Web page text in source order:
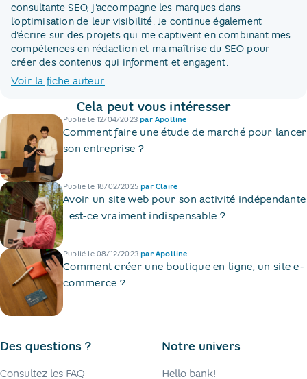
consultante SEO, j'accompagne les marques dans
l'optimisation de leur visibilité. Je continue également
d'écrire sur des projets qui me captivent en combinant mes
compétences en rédaction et ma maîtrise du SEO pour
créer des contenus qui informent et engagent.
Voir la fiche auteur
Cela peut vous intéresser
Publié le12/04/2023 par Apolline
Comment faire une étude de marché pour lancer
son entreprise ?
Publié le18/02/2025 par Claire
Avoir un site web pour son activité indépendante
: est-ce vraiment indispensable ?
Publié le08/12/2023 par Apolline
Comment créer une boutique en ligne, un site e-
commerce ?
Des questions ?
Consultez les FAQ
Notre univers
Hello bank!